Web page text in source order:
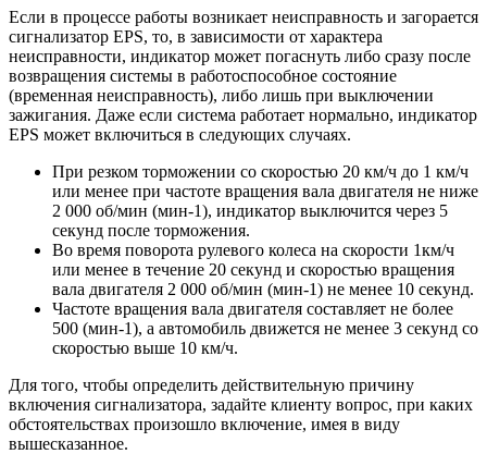
Если в процессе работы возникает неисправность и загорается
сигнализатор EPS, то, в зависимости от характера
неисправности, индикатор может погаснуть либо сразу после
возвращения системы в работоспособное состояние
(временная неисправность), либо лишь при выключении
зажигания. Даже если система работает нормально, индикатор
EPS может включиться в следующих случаях.
При резком торможении со скоростью 20 км/ч до 1 км/ч
или менее при частоте вращения вала двигателя не ниже
2 000 об/мин (мин-1), индикатор выключится через 5
секунд после торможения.
Во время поворота рулевого колеса на скорости 1км/ч
или менее в течение 20 секунд и скоростью вращения
вала двигателя 2 000 об/мин (мин-1) не менее 10 секунд.
Частоте вращения вала двигателя составляет не более
500 (мин-1), а автомобиль движется не менее 3 секунд со
скоростью выше 10 км/ч.
Для того, чтобы определить действительную причину
включения сигнализатора, задайте клиенту вопрос, при каких
обстоятельствах произошло включение, имея в виду
вышесказанное.